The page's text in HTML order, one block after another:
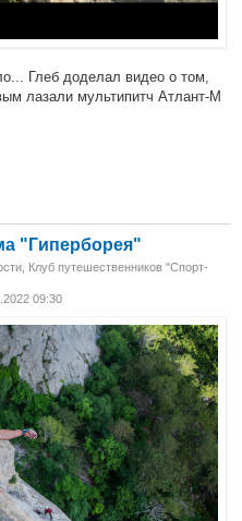
Глеб доделал видео о том,
лазали мультипитч Атлант-М
"Гиперборея"
Клуб путешественников "Спорт-
09:30